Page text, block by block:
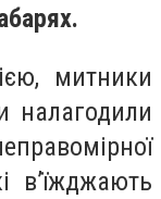
митники
налагодили
в’їжджають